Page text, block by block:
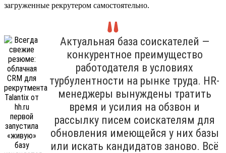
загруженные рекрутером самостоятельно.
Актуальная база соискателей —
конкурентное преимущество
работодателя в условиях
турбулентности на рынке труда. HR-
менеджеры вынуждены тратить
время и усилия на обзвон и
рассылку писем соискателям для
обновления имеющейся у них базы
или искать кандидатов заново. Всё